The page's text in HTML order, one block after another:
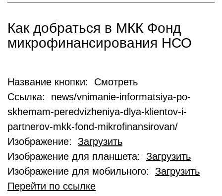
Как добраться в МКК Фонд
микрофинансирования НСО
Название кнопки: Смотреть
Ссылка: news/vnimanie-informatsiya-po-
skhemam-peredvizheniya-dlya-klientov-i-
partnerov-mkk-fond-mikrofinansirovan/
Изображение: Загрузить
Изображение для планшета: Загрузить
Изображение для мобильного: Загрузить
Перейти по ссылке